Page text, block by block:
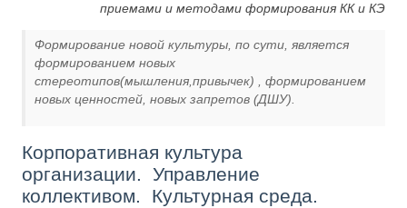
приемами и методами формирования КК и КЭ
Формирование новой культуры, по сути, является
формированием новых
стереотипов(мышления,привычек) , формированием
новых ценностей, новых запретов (ДШУ).
Корпоративная культура
организации. Управление
коллективом. Культурная среда.